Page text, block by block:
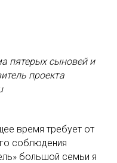
пятерых сыновей и
проекта
время требует от
соблюдения
большой семьи я